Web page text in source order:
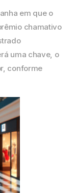
em que o
chamativo
uma chave, o
, conforme